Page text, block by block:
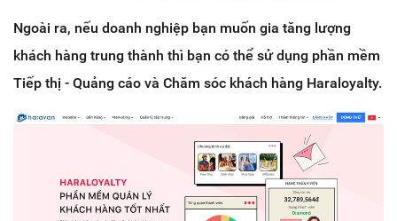
Ngoài ra, nếu doanh nghiệp bạn muốn gia tăng lượng
khách hàng trung thành thì bạn có thể sử dụng phần mềm
Tiếp thị - Quảng cáo và Chăm sóc khách hàng Haraloyalty.